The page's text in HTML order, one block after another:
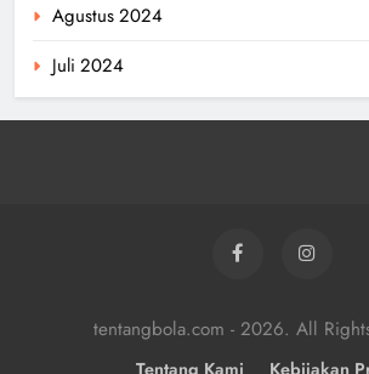
Agustus 2024
Juli 2024
tentangbola.com - 2026. All
Tentang Kami Kebijakan